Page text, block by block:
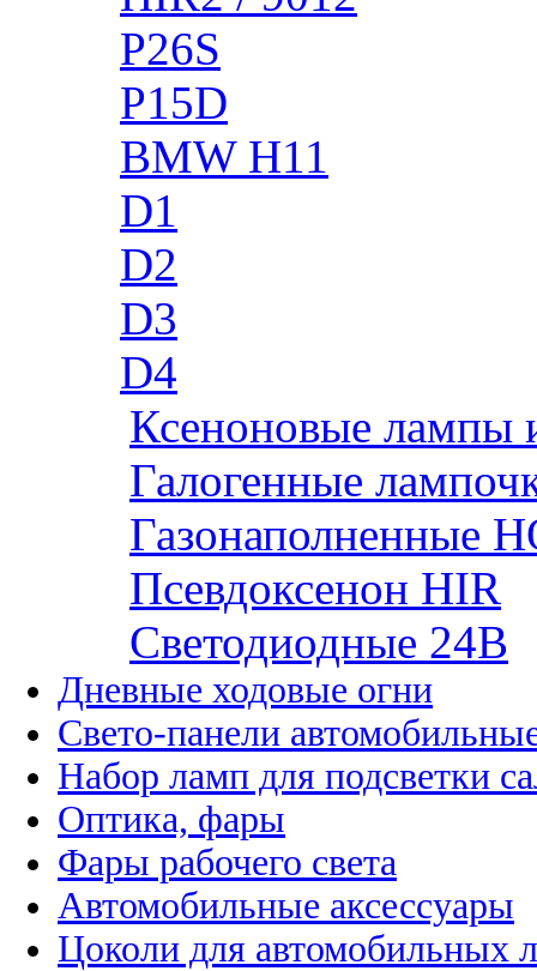
P26S
P15D
BMW H11
D1
D2
D3
D4
Ксеноновые лампы
Галогенные
Газонаполненные
Псевдоксенон HIR
Cветодиодные 24B
Дневные ходовые огни
Свето-панели
Набор ламп для подсветки
Оптика, фары
Фары рабочего света
Автомобильные аксессуары
Цоколи для автомобильных